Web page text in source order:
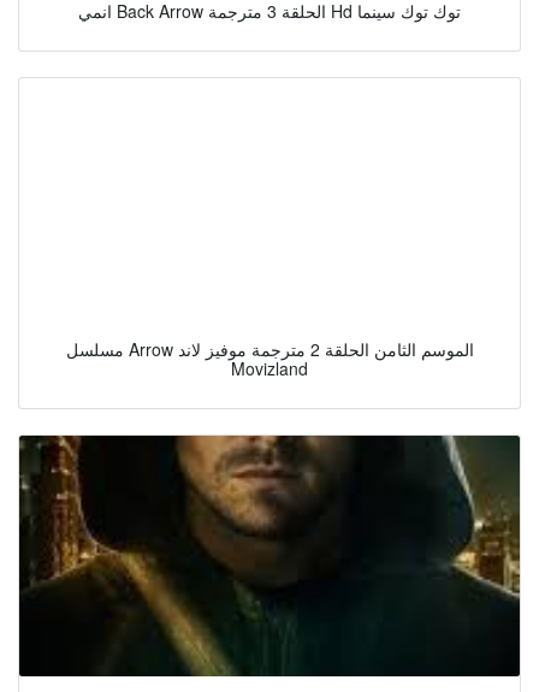
انمي Back Arrow الحلقة 3 مترجمة Hd توك توك سينما
مسلسل Arrow الموسم الثامن الحلقة 2 مترجمة موفيز لاند
Movizland